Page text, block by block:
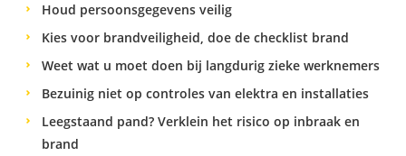
Houd persoonsgegevens veilig
Kies voor brandveiligheid, doe de checklist brand
Weet wat u moet doen bij langdurig zieke werknemers
Bezuinig niet op controles van elektra en installaties
Leegstaand pand? Verklein het risico op inbraak en
brand